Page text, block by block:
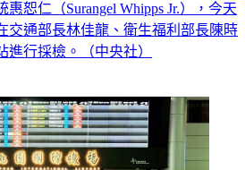
恕仁（Surangel Whipps Jr.），今天
交通部長林佳龍、衛生福利部長陳時
行採檢。（中央社）